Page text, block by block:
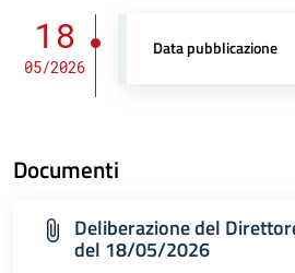
18
05/2026
Data pubblicazione
Documenti
Deliberazione del
del 18/05/2026